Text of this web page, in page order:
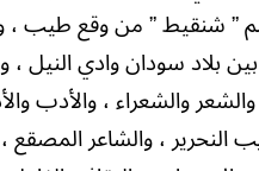
شنقيط ” من وقع طيب ،
بلاد سودان وادي النيل ،
والشعراء ، والأدب
النحرير ، والشاعر المصقع